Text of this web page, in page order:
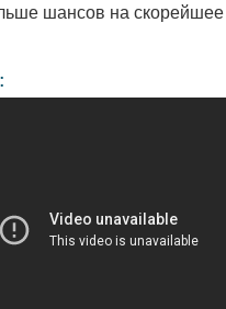
шансов на